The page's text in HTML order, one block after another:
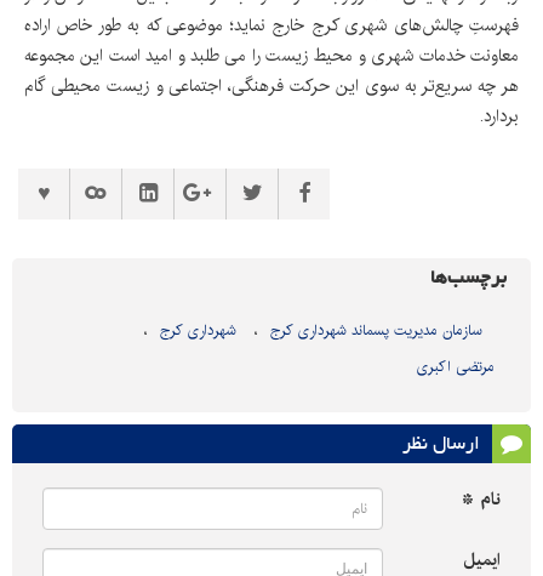
فهرستِ چالش‌های شهری کرج خارج نماید؛ موضوعی که به طور خاص اراده
معاونت خدمات شهری و محیط زیست را می طلبد و امید است این مجموعه
هر چه سریع‌تر به سوی این حرکت فرهنگی، اجتماعی و زیست محیطی گام
بردارد.
برچسب‌ها
سازمان مدیریت پسماند شهرداری کرج
شهرداری کرج
مرتضی اکبری
ارسال نظر
نام *
ایمیل